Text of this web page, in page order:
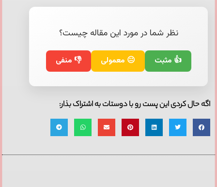
نظر شما در مورد این مقاله چیست؟
👍 مثبت 😐 معمولی 👎 منفی
اگه حال کردی این پست رو با دوستات به اشتراک بذار: